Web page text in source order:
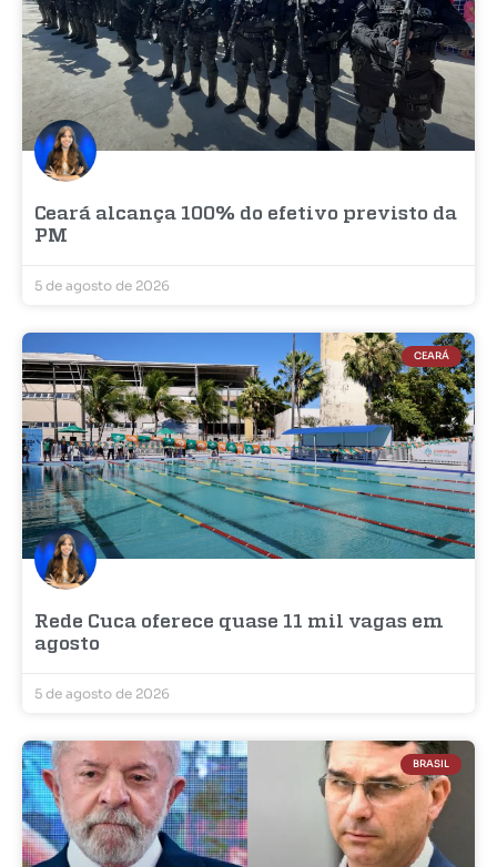
Ceará alcança 100% do efetivo previsto da
PM
5 de agosto de 2026
CEARÁ
Rede Cuca oferece quase 11 mil vagas em
agosto
5 de agosto de 2026
BRASIL